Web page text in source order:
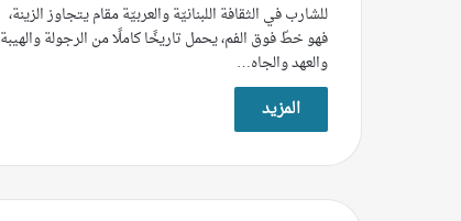
للشارب في الثقافة اللبنانيّة والعربيّة مقام يتجاوز الزينة،
فهو خطّ فوق الفم، يحمل تاريخًا كاملًا من الرجولة والهيبة
والعهد والجاه…
المزيد